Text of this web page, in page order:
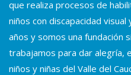
que realiza procesos de
niños con discapacidad
años y somos una fundación
trabajamos para dar alegría,
niños y niñas del Valle del